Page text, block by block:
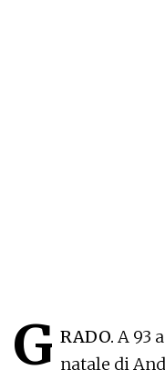
G RADO. A 93
natale di